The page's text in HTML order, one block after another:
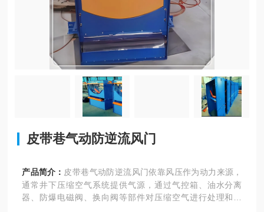
皮带巷气动防逆流风门
产品简介： 皮带巷气动防逆流风门依靠风压作为动力来源，
通常井下压缩空气系统提供气源，通过气控箱、油水分离
器、防爆电磁阀、换向阀等部件对压缩空气进行处理和控